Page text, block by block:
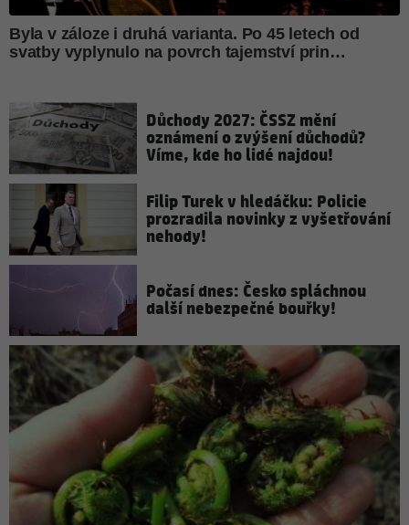
Důchody 2027: ČSSZ mění
oznámení o zvýšení důchodů?
Víme, kde ho lidé najdou!
Filip Turek v hledáčku: Policie
prozradila novinky z vyšetřování
nehody!
Počasí dnes: Česko spláchnou
další nebezpečné bouřky!